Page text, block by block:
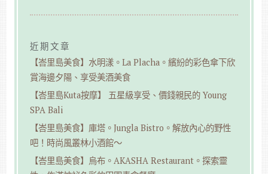
近期文章
【峇里島美食】水明漾。La Placha。繽紛的彩色傘下欣
賞海邊夕陽、享受美酒美食
【峇里島Kuta按摩】 五星級享受、價錢親民的 Young
SPA Bali
【峇里島美食】庫塔。Jungla Bistro。解放內心的野性
吧！時尚風叢林小酒館～
【峇里島美食】烏布。AKASHA Restaurant。探索靈